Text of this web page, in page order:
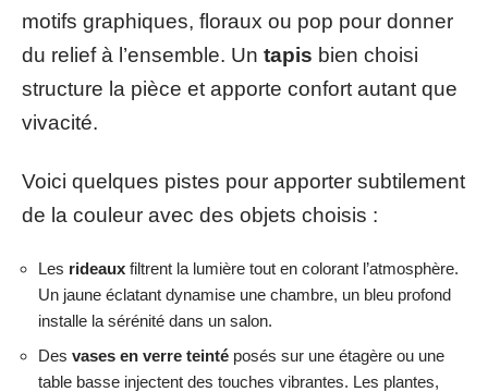
motifs graphiques, floraux ou pop pour donner
du relief à l’ensemble. Un tapis bien choisi
structure la pièce et apporte confort autant que
vivacité.
Voici quelques pistes pour apporter subtilement
de la couleur avec des objets choisis :
Les rideaux filtrent la lumière tout en colorant l’atmosphère.
Un jaune éclatant dynamise une chambre, un bleu profond
installe la sérénité dans un salon.
Des vases en verre teinté posés sur une étagère ou une
table basse injectent des touches vibrantes. Les plantes,